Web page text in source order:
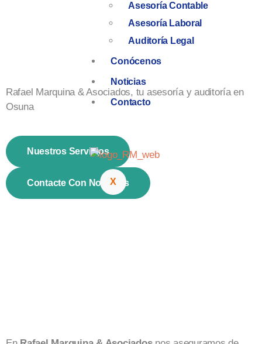
Asesoría Contable
Asesoría Laboral
Auditoría Legal
Conócenos
Noticias
Contacto
X
Rafael Marquina & Asociados, tu asesoría y auditoría en
Osuna
Nuestros Servicios
Contacte Con Nosotros